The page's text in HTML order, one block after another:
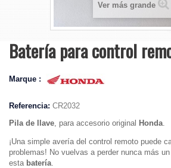
Ver más grande
Batería para control
Marque :
Referencia: CR2032
Pila de llave, para accesorio original Honda.
¡Una simple avería del control remoto puede
problemas! No vuelvas a perder nunca más
esta batería.